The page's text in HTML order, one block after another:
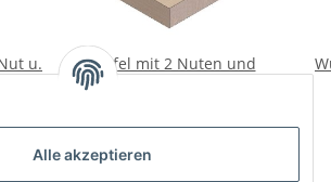
Alle akzeptieren
u.
Würfel mit 2 Nuten und